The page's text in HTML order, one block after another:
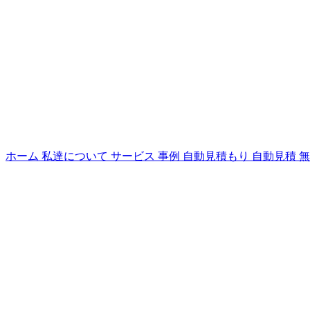
ホーム 私達について サービス 事例 自動見積もり 自動見積